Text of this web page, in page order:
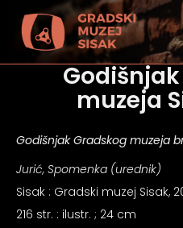
muzeja
Godišnjak Gradskog muzeja
Jurić, Spomenka (urednik)
Sisak : Gradski muzej Sisak,
216 str. : ilustr. ; 24 cm